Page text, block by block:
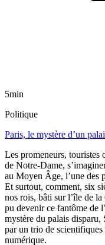
5min
Politique
Paris, le mystère d’un
Les promeneurs, touristes
de Notre-Dame,
au Moyen Âge, l’une des
Et surtout, comment, six
nos rois, bâti sur l’île de
pu devenir ce fantôme de
mystère du palais disparu,
par un trio de
numérique.